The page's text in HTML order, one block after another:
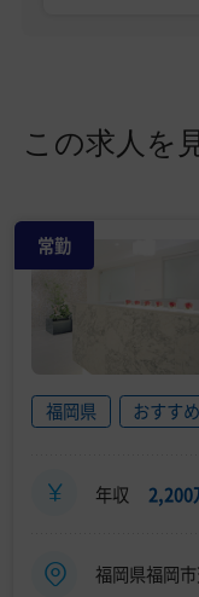
この求人を
常勤
福岡県 おすすめ
年収 2,200
福岡県福岡市